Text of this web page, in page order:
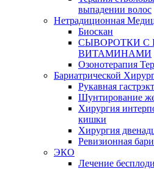
выпадении волос
Нетрадиционная
Биоскан
СЫВОРОТКИ С
ВИТАМИНАМИ
Озонотерапия
Бариатрической
Рукавная
Шунтирование
Хирургия
кишки
Хирургия
Ревизионная
ЭКО
Лечение